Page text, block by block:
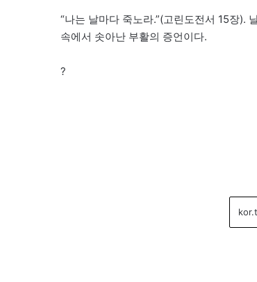
“나는 날마다 죽노라.”(고린도전서 15장).
속에서 솟아난 부활의 증언이다.
?